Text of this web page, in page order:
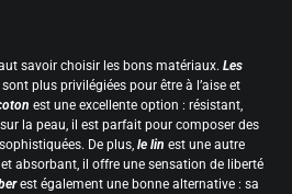
savoir choisir les bons matériaux. Les
sont plus privilégiées pour être à l’aise et
est une excellente option : résistant,
la peau, il est parfait pour composer des
De plus, le lin est une autre
absorbant, il offre une sensation de liberté
est également une bonne alternative : sa